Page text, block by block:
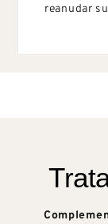
reanudar